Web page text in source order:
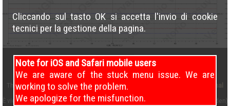
Cliccando sul tasto OK si accetta l'invio di cookie
tecnici per la gestione della pagina.
Note for iOS and Safari mobile users
We are aware of the stuck menu issue. We are
working to solve the problem.
We apologize for the misfunction.
This work is licensed under aCreative Commons Attribution 4.0 International
License
È vietato il caricamento incrociato delle pagine su altri siti (cross load forbidden)